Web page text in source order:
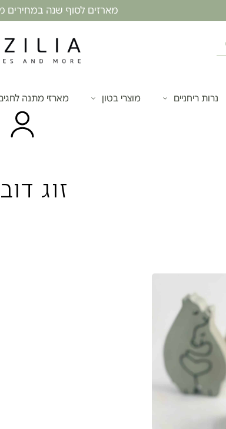
מארזים לסוף שנה במחירים
נרות ריחניים מוצרי בטון מארזי מתנה
זוג